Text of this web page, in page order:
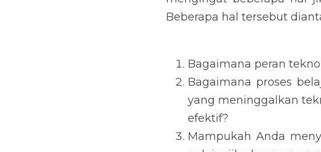
mengingat beberapa hal
Beberapa hal tersebut
Bagaimana peran
Bagaimana proses
yang meninggalkan
Mampukah Anda